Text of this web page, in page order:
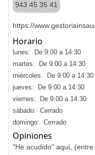
943 45 35 41
https://
Horario
lunes: De 9:00 a 14:30
martes: De 9:00 a 14:30
miércoles: De 9:00 a 14:30
jueves: De 9:00 a 14:30
viernes: De 9:00 a 14:30
sábado: Cerrado
domingo: Cerrado
Opiniones
"He acudido" aquí,